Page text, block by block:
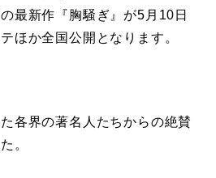
最新作『胸騒ぎ』が5月10日
ほか全国公開となります。
各界の著名人たちからの絶賛
。